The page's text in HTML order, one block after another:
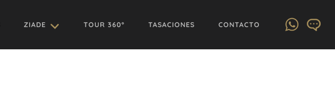
ZIADE TOUR 360º TASACIONES CONTACTO